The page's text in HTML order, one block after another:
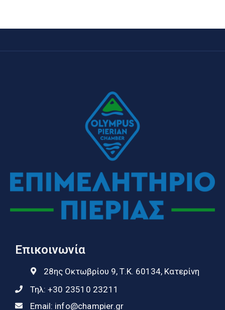
Επικοινωνία
28ης Οκτωβρίου 9, Τ.Κ. 60134, Κατερίνη
Τηλ: +30 23510 23211
Email: info@champier.gr